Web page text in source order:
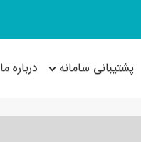
پشتیبانی سامانه درباره ما